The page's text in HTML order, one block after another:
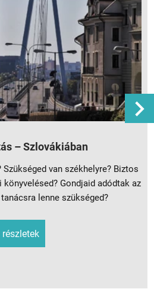
– Szlovákiában
van székhelyre? Biztos
könyvelésed? Gondjaid adódtak az
lenne szükséged?
részletek